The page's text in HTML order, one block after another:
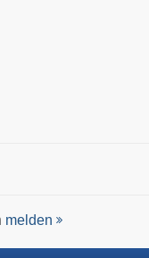
melden